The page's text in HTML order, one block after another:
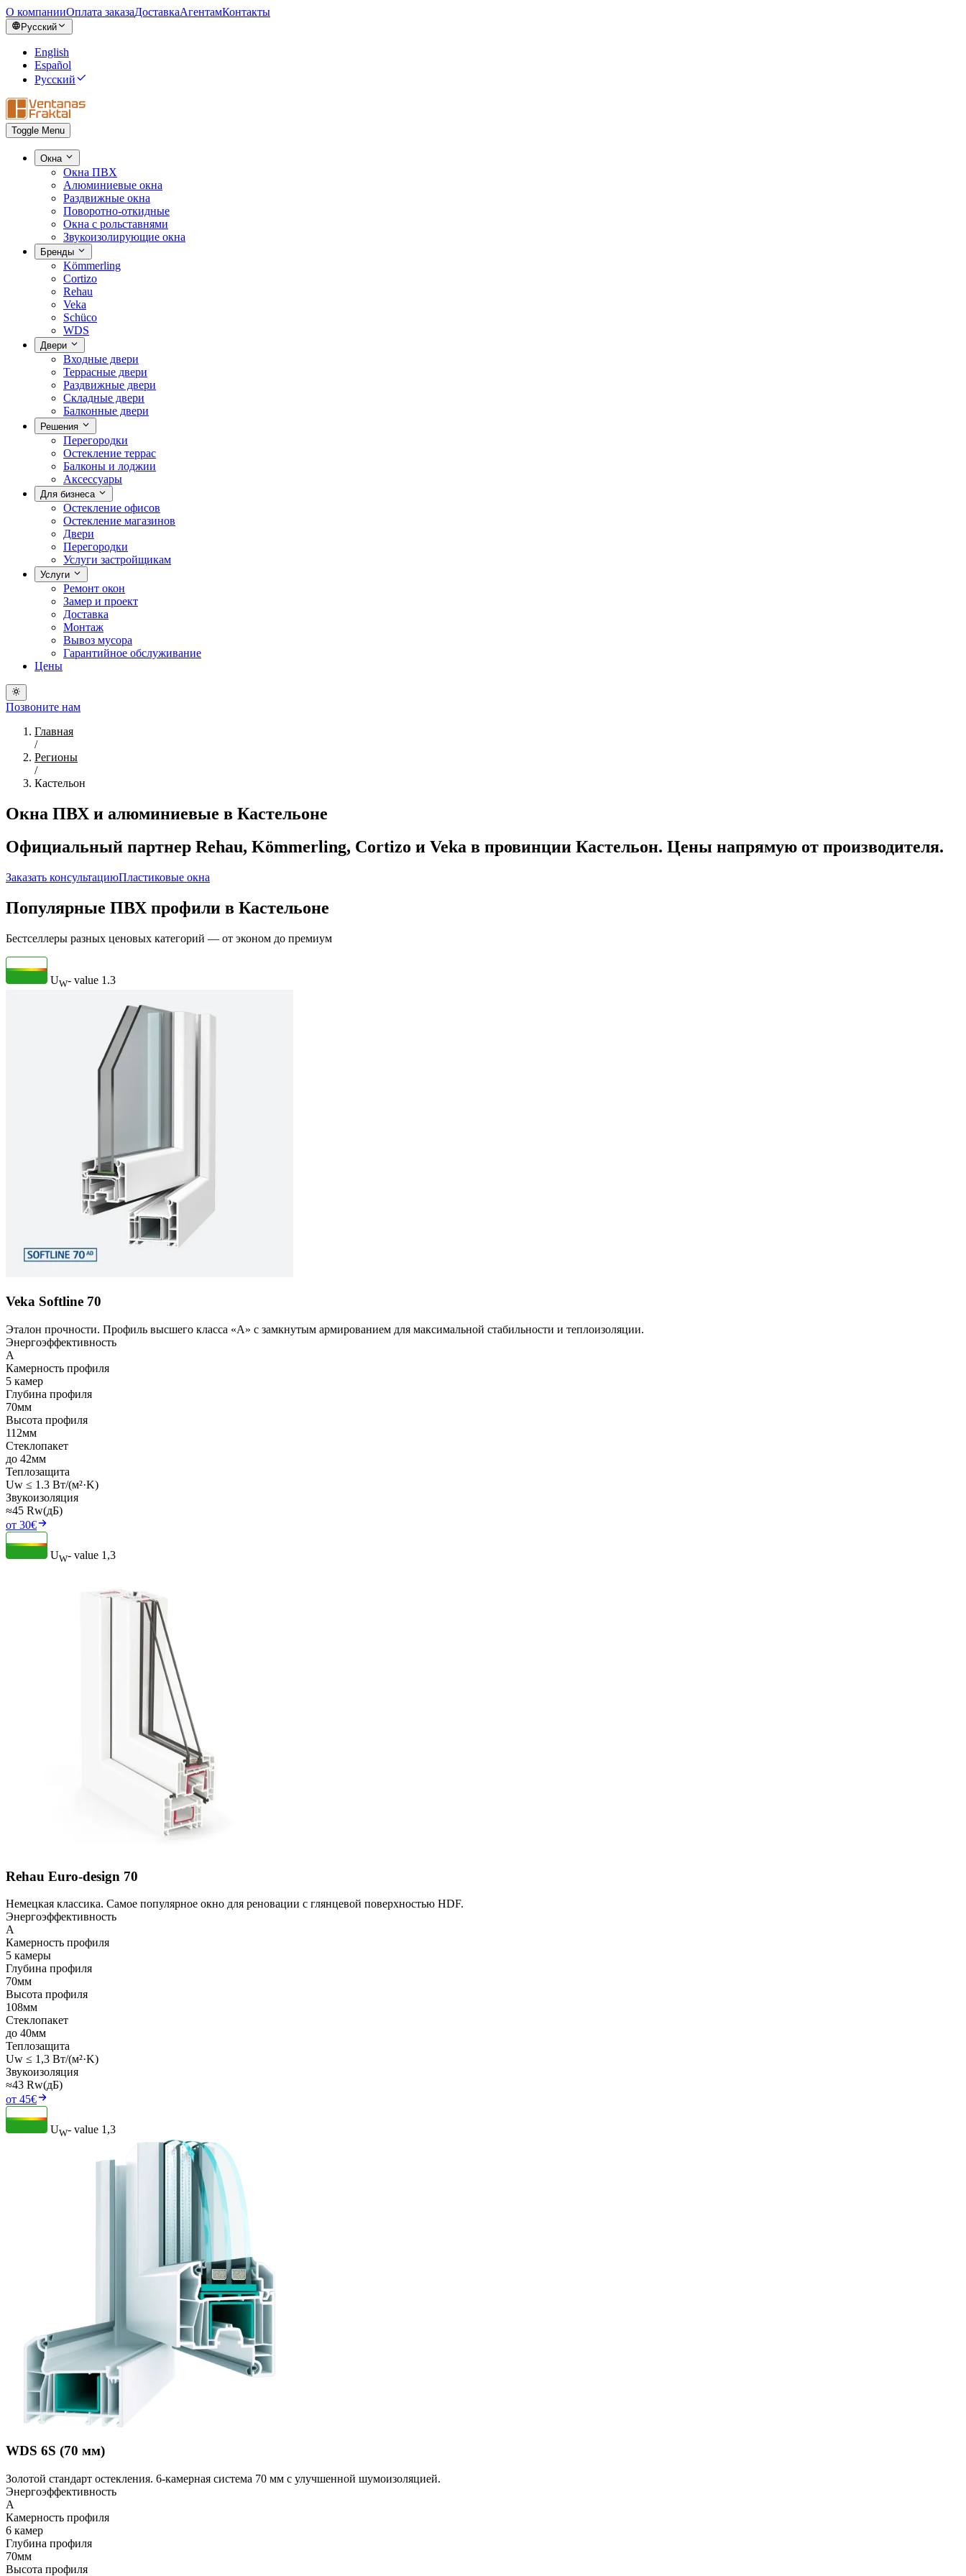
О компанииОплата заказаДоставкаАгентамКонтакты
Русский
English
Español
Русский
Toggle Menu
Окна
Окна ПВХ
Алюминиевые окна
Раздвижные окна
Поворотно-откидные
Окна с рольставнями
Звукоизолирующие окна
Бренды
Kömmerling
Cortizo
Rehau
Veka
Schüco
WDS
Двери
Входные двери
Террасные двери
Раздвижные двери
Складные двери
Балконные двери
Решения
Перегородки
Остекление террас
Балконы и лоджии
Аксессуары
Для бизнеса
Остекление офисов
Остекление магазинов
Двери
Перегородки
Услуги застройщикам
Услуги
Ремонт окон
Замер и проект
Доставка
Монтаж
Вывоз мусора
Гарантийное обслуживание
Цены
Позвоните нам
Главная
/
Регионы
/
Кастельон
Окна ПВХ и алюминиевые в Кастельоне
Официальный партнер Rehau, Kömmerling, Cortizo и Veka в провинции Кастельон. Цены напрямую от производителя.
Заказать консультациюПластиковые окна
Популярные ПВХ профили в Кастельоне
Бестселлеры разных ценовых категорий — от эконом до премиум
UW- value 1.3
Veka Softline 70
Эталон прочности. Профиль высшего класса «А» с замкнутым армированием для максимальной стабильности и теплоизоляции.
Энергоэффективность
A
Камерность профиля
5 камер
Глубина профиля
70мм
Высота профиля
112мм
Стеклопакет
до 42мм
Теплозащита
Uw ≤ 1.3 Вт/(м²·K)
Звукоизоляция
≈45 Rw(дБ)
от 30€
UW- value 1,3
Rehau Euro-design 70
Немецкая классика. Самое популярное окно для реновации с глянцевой поверхностью HDF.
Энергоэффективность
A
Камерность профиля
5 камеры
Глубина профиля
70мм
Высота профиля
108мм
Стеклопакет
до 40мм
Теплозащита
Uw ≤ 1,3 Вт/(м²·K)
Звукоизоляция
≈43 Rw(дБ)
от 45€
UW- value 1,3
WDS 6S (70 мм)
Золотой стандарт остекления. 6-камерная система 70 мм с улучшенной шумоизоляцией.
Энергоэффективность
A
Камерность профиля
6 камер
Глубина профиля
70мм
Высота профиля